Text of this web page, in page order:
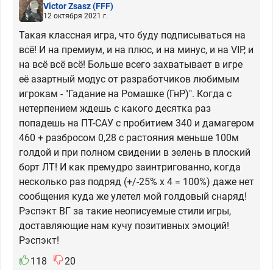
Victor Zsasz(FFF)
12 октября 2021 г.
Такая классная игра, что буду подписываться на
всё! И на премиум, и на плюс, и на минус, и на VIP, и
на всё всё всё! Больше всего захватывает в игре
её азартный модус от разработчиков любимым
игрокам - "Гадание на Ромашке (ГнР)". Когда с
нетерпением ждешь с какого десятка раз
попадешь на ПТ-САУ с пробитием 340 и дамагером
460 + разбросом 0,28 с растояния меньше 100м
голдой и при полном свидении в зелень в плоский
борт ЛТ! И как премудро заинтригованно, когда
несколько раз подряд (+/-25% x 4 = 100%) даже нет
сообщения куда же улетел мой голдовый снаряд!
Рэспэкт ВГ за такие неописуемые стили игры,
доставляющие нам кучу позитивных эмоций!
Рэспэкт!
118
20